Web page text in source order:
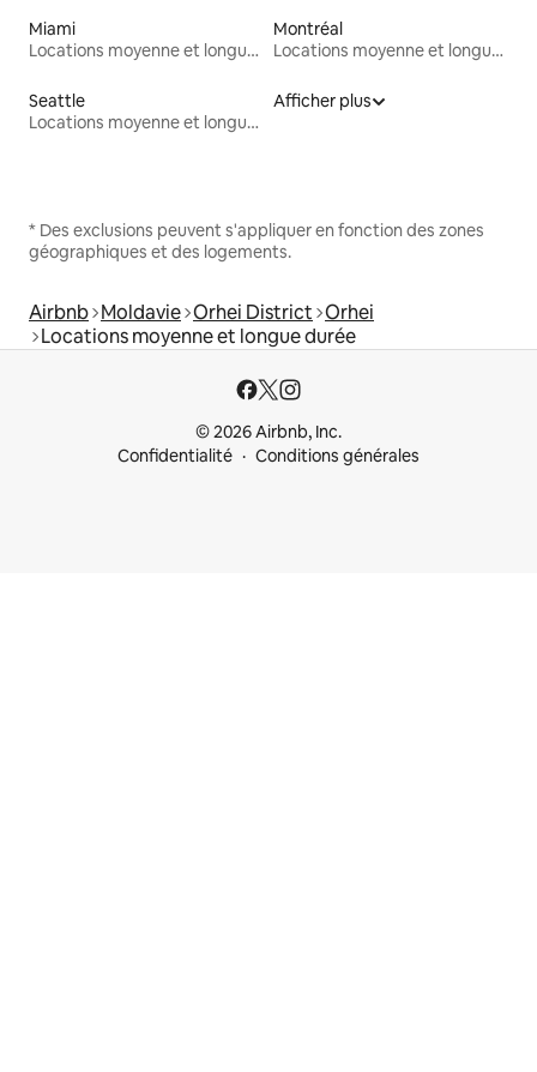
Miami
Locations moyenne et longue durée
Montréal
Locations moyenne et longue durée
Seattle
Locations moyenne et longue durée
Afficher plus
* Des exclusions peuvent s'appliquer en fonction des zones
géographiques et des logements.
Airbnb Moldavie Orhei District Orhei
Locations moyenne et longue durée
© 2026 Airbnb, Inc.
Confidentialité
Conditions générales